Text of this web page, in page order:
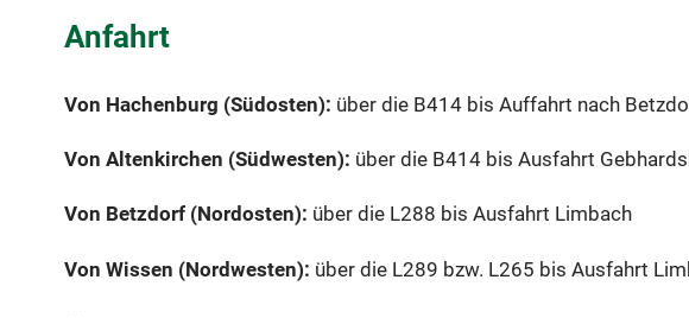
Anfahrt
Von Hachenburg (Südosten): über die B414 bis Auffahrt nach
Von Altenkirchen (Südwesten): über die B414 bis Ausfahrt
Von Betzdorf (Nordosten): über die L288 bis Ausfahrt Limbach
Von Wissen (Nordwesten): über die L289 bzw. L265 bis Ausfahrt